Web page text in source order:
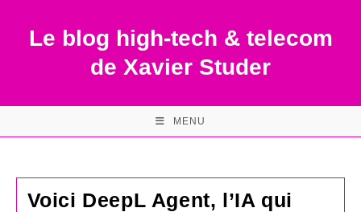
contentLe blog high-tech & telecom
de Xavier Studer
MENU
Voici DeepL Agent, l’IA qui